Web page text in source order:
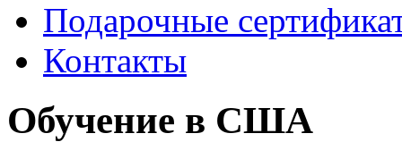
Подарочные
Контакты
Обучение в США